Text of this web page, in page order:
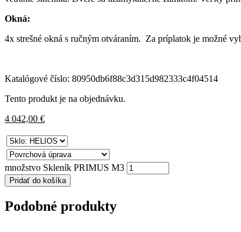
Okná:
4x strešné okná s ručným otváraním. Za príplatok je možné
Katalógové číslo: 80950db6f88c3d315d982333c4f04514
Tento produkt je na objednávku.
4 042,00 €
množstvo Skleník PRIMUS M3
Pridať do košíka
Podobné produkty